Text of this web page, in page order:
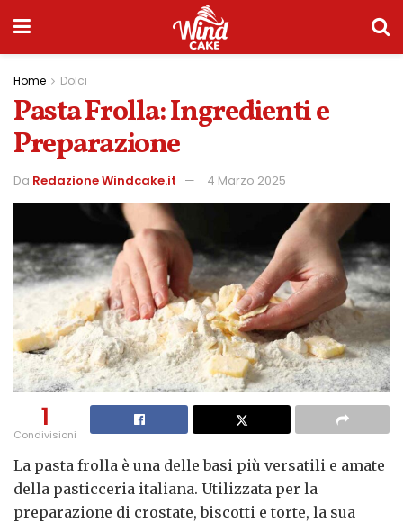
Home Dolci
Pasta Frolla: Ingredienti e
Preparazione
Da Redazione Windcake.it 4 Marzo 2025
1
Condivisioni
La pasta frolla è una delle basi più versatili e amate
della pasticceria italiana. Utilizzata per la
preparazione di crostate, biscotti e torte, la sua